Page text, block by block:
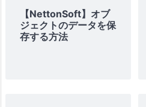
【NettonSoft】オブ
ジェクトのデータを保
存する方法